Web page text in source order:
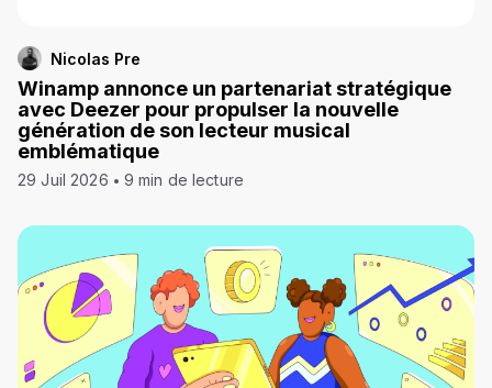
Nicolas Pre
Winamp annonce un partenariat stratégique
avec Deezer pour propulser la nouvelle
génération de son lecteur musical
emblématique
29 Juil 2026 9 min de lecture